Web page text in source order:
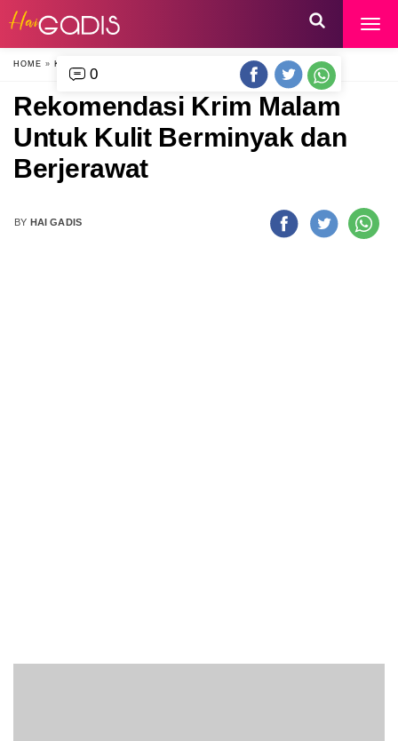
HOME » KECANTIKAN
Rekomendasi Krim Malam
Untuk Kulit Berminyak dan
Berjerawat
BY HAI GADIS
0